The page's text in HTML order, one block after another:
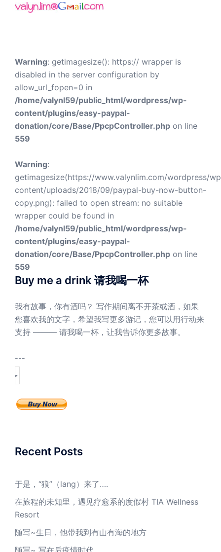
Warning: getimagesize(): https:// wrapper is
disabled in the server configuration by
allow_url_fopen=0 in
/home/valynl59/public_html/wordpress/wp-
content/plugins/easy-paypal-
donation/core/Base/PpcpController.php on line
559
Warning:
getimagesize(https://www.valynlim.com/wordpress/
content/uploads/2018/09/paypal-buy-now-button-
copy.png): failed to open stream: no suitable
wrapper could be found in
/home/valynl59/public_html/wordpress/wp-
content/plugins/easy-paypal-
donation/core/Base/PpcpController.php on line
559
Buy me a drink 请我喝一杯
我有故事，你有酒吗？ 写作期间离不开茶或酒，如果
您喜欢我的文字，希望我写更多游记，您可以用行动来
支持 ——— 请我喝一杯，让我告诉你更多故事。
---
Recent Posts
于是，“狼”（lang）来了….
在旅程的未知里，遇见疗愈系的度假村 TIA Wellness
Resort
随写~生日，他带我到有山有海的地方
随写~ 写在后疫情时代